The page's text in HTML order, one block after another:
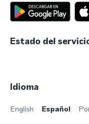
Estado del
Idioma
English Español